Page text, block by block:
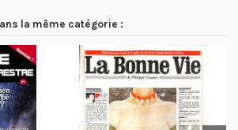
la même catégorie :